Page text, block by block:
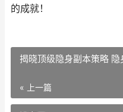
的成就！
揭晓顶级隐身副本策略 隐
« 上一篇